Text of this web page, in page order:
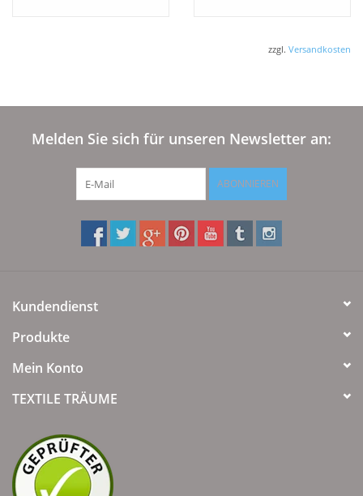
zzgl. Versandkosten
Melden Sie sich für unseren Newsletter an:
ABONNIEREN
Kundendienst
Produkte
Mein Konto
TEXTILE TRÄUME